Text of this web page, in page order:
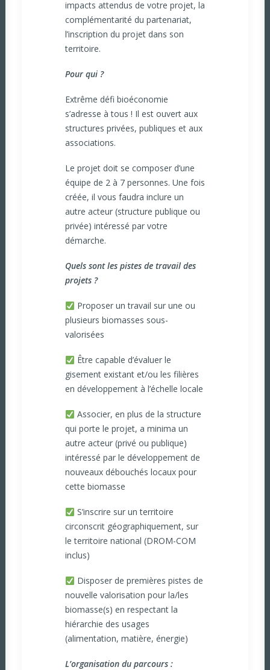
impacts attendus de votre projet, la
complémentarité du partenariat,
l’inscription du projet dans son
territoire.
Pour qui ?
Extrême défi bioéconomie
s’adresse à tous ! Il est ouvert aux
structures privées, publiques et aux
associations.
Le projet doit se composer d’une
équipe de 2 à 7 personnes. Une fois
créée, il vous faudra inclure un
autre acteur (structure publique ou
privée) intéressé par votre
démarche.
Quels sont les pistes de travail des
projets ?
Proposer un travail sur une ou
plusieurs biomasses sous-
valorisées
Être capable d’évaluer le
gisement existant et/ou les filières
en développement à l’échelle locale
Associer, en plus de la structure
qui porte le projet, a minima un
autre acteur (privé ou publique)
intéressé par le développement de
nouveaux débouchés locaux pour
cette biomasse
S’inscrire sur un territoire
circonscrit géographiquement, sur
le territoire national (DROM-COM
inclus)
Disposer de premières pistes de
nouvelle valorisation pour la/les
biomasse(s) en respectant la
hiérarchie des usages
(alimentation, matière, énergie)
L’organisation du parcours :